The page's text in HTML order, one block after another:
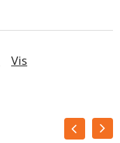
Vis